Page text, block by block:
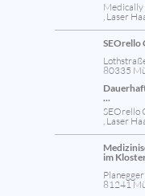
Medically
, Laser
SEOrello
80335
...
SEOrello
, Laser
im
81241